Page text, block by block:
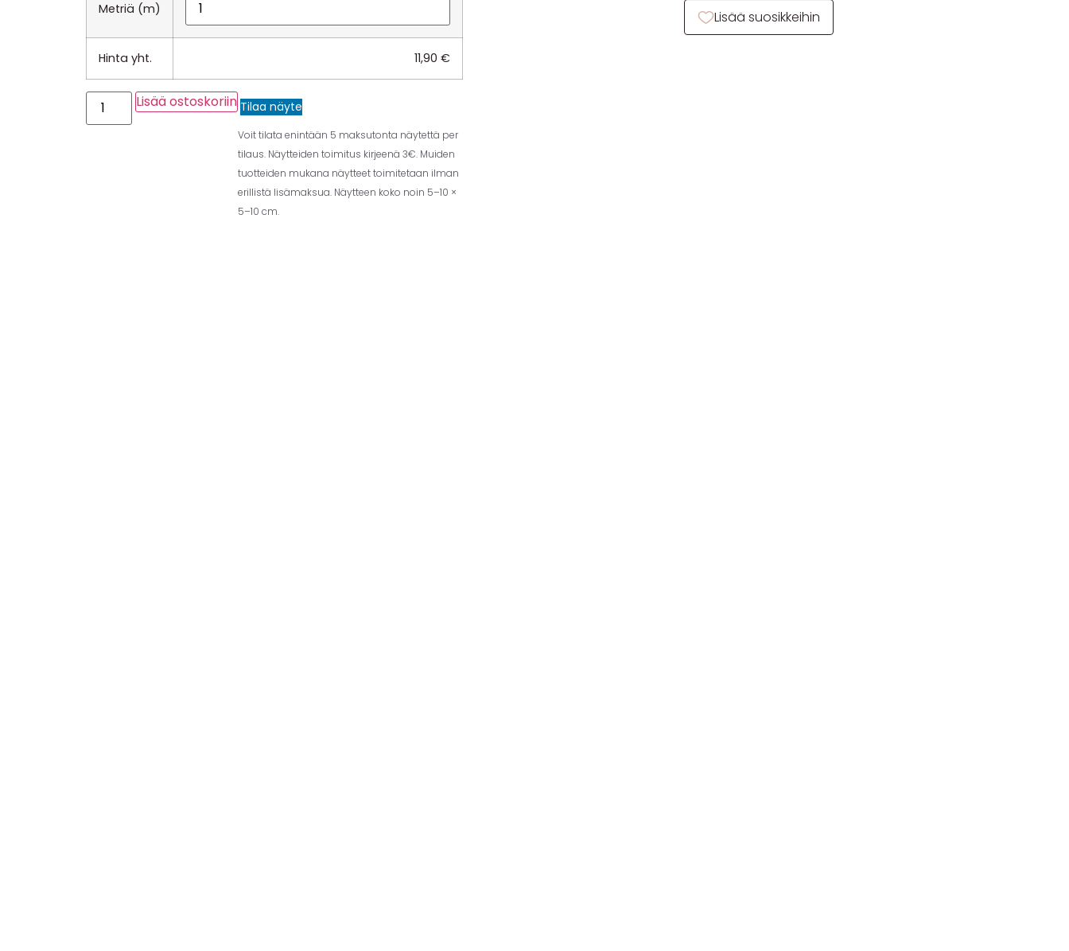
Metriä (m)
Hinta yht. 11,90 €
Lisää ostoskoriin Tilaa näyte
Voit tilata enintään 5 maksutonta näytettä per
tilaus. Näytteiden toimitus kirjeenä 3€. Muiden
tuotteiden mukana näytteet toimitetaan ilman
erillistä lisämaksua. Näytteen koko noin 5–10 ×
5–10 cm.
Lisää suosikkeihin